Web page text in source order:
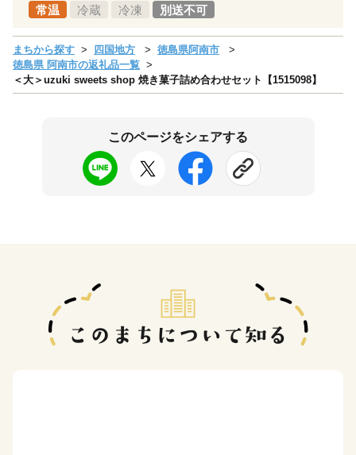
常温 冷蔵 冷凍 別送不可
まちから探す 四国地方
徳島県阿南市
徳島県 阿南市の返礼品一覧
＜大＞uzuki sweets shop 焼き菓子詰め合わせセット【1515098】
このページをシェアする